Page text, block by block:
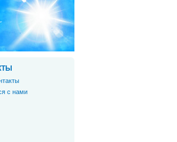
с нами